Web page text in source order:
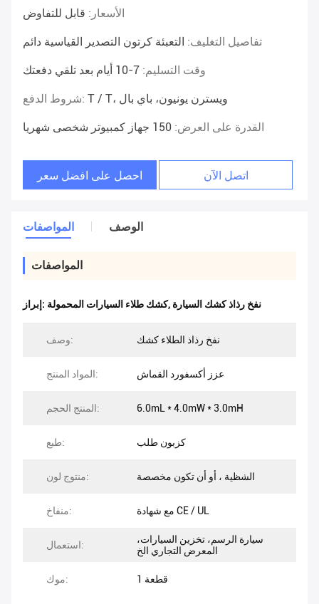
الأسعار: قابل للتفاوض
تفاصيل التغليف: التعبئة كرتون التصدير القياسية دائم
وقت التسليم: 7-10 أيام بعد تلقي دفعتك
شروط الدفع: T / T، ويسترن يونيون، باي بال
القدرة على العرض: 150 جهاز كمبيوتر شخصى شهريا
احصل على افضل سعر اتصل الآن
المواصفات الوصف
المواصفات
إبراز: كشك طلاء السيارات المحمولة, نفخ رذاذ كشك السيارة
وصف: نفخ رذاذ الطلاء كشك
المواد المنتج: عزز أكسفورد القماش
المنتج الحجم: 6.0mL * 4.0mW * 3.0mH
طبع: كزبون طلب
منتوج لون: الشظية ، أو أن تكون مخصصة
منفاخ: مع شهادة CE / UL
استعمال:
سيارة الرسم، تخزين السيارات،
المعرض التجاري الخ
موك: 1 قطعة